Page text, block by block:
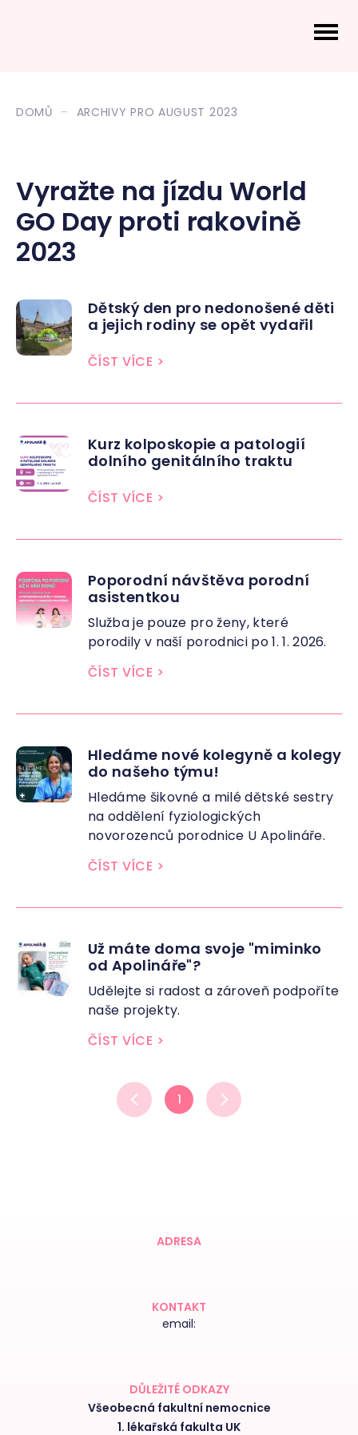
DOMŮ ARCHIVY PRO AUGUST 2023
Vyražte na jízdu World
GO Day proti rakovině
2023
Dětský den pro nedonošené děti
a jejich rodiny se opět vydařil
ČÍST VÍCE >
Kurz kolposkopie a patologií
dolního genitálního traktu
ČÍST VÍCE >
Poporodní návštěva porodní
asistentkou
Služba je pouze pro ženy, které
porodily v naší porodnici po 1. 1. 2026.
ČÍST VÍCE >
Hledáme nové kolegyně a kolegy
do našeho týmu!
Hledáme šikovné a milé dětské sestry
na oddělení fyziologických
novorozenců porodnice U Apolináře.
ČÍST VÍCE >
Už máte doma svoje "miminko
od Apolináře"?
Udělejte si radost a zároveň podpoříte
naše projekty.
ČÍST VÍCE >
1
ADRESA
KONTAKT
email:
DŮLEŽITÉ ODKAZY
Všeobecná fakultní nemocnice
1. lékařská fakulta UK